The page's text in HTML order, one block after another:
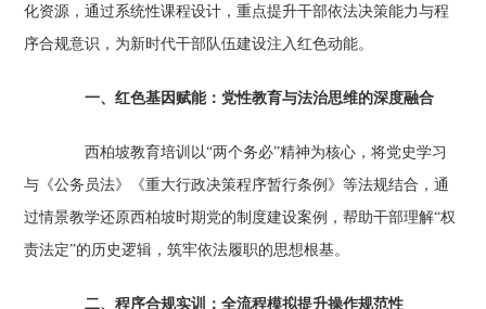
化资源，通过系统性课程设计，重点提升干部依法决策能力与程
序合规意识，为新时代干部队伍建设注入红色动能。
‌一、红色基因赋能：党性教育与法治思维的深度融合‌
西柏坡教育培训以“两个务必”精神为核心，将党史学习
与《公务员法》《重大行政决策程序暂行条例》等法规结合，通
过情景教学还原西柏坡时期党的制度建设案例，帮助干部理解“权
责法定”的历史逻辑，筑牢依法履职的思想根基。
‌二、程序合规实训：全流程模拟提升操作规范性‌